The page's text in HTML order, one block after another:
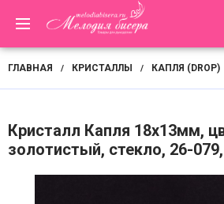
ГЛАВНАЯ / КРИСТАЛЛЫ / КАПЛЯ (DROP)
Кристалл Капля 18х13мм,
золотистый, стекло, 26-